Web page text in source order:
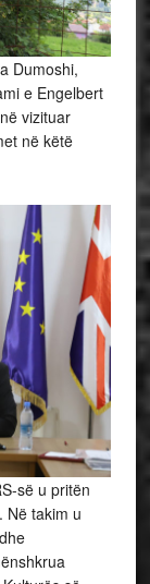
Dumoshi,
e Engelbert
vizituar
në këtë
së u pritën
Në takim u